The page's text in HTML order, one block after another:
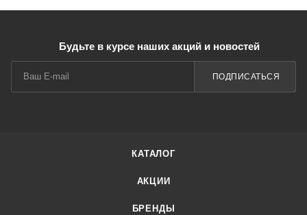
Будьте в курсе наших акций и новостей
ПОДПИСАТЬСЯ
КАТАЛОГ
АКЦИИ
БРЕНДЫ